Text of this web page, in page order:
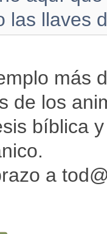
las llaves
más
de los
bíblica
a